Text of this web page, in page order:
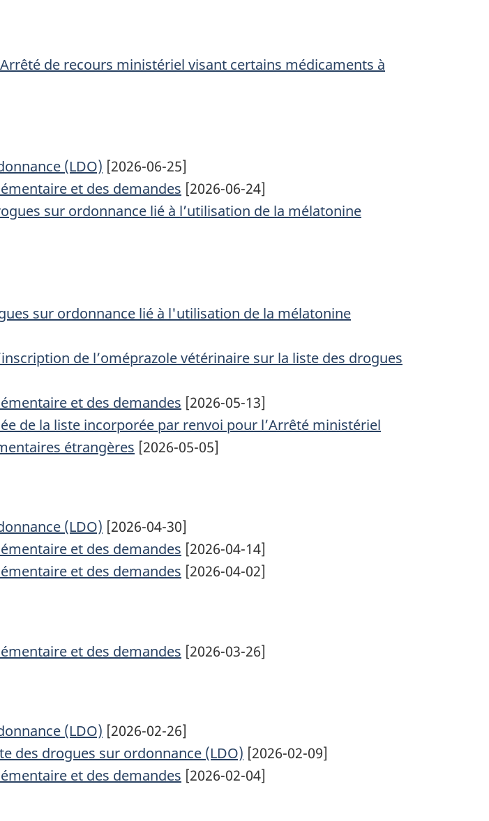
de recours ministériel visant certains médicaments à
(LDO) [2026-06-25]
et des demandes [2026-06-24]
sur ordonnance lié à l’utilisation de la mélatonine
sur ordonnance lié à l'utilisation de la mélatonine
de l’oméprazole vétérinaire sur la liste des drogues
et des demandes [2026-05-13]
de la liste incorporée par renvoi pour l’Arrêté ministériel
étrangères [2026-05-05]
(LDO) [2026-04-30]
et des demandes [2026-04-14]
et des demandes [2026-04-02]
et des demandes [2026-03-26]
(LDO) [2026-02-26]
des drogues sur ordonnance (LDO) [2026-02-09]
et des demandes [2026-02-04]